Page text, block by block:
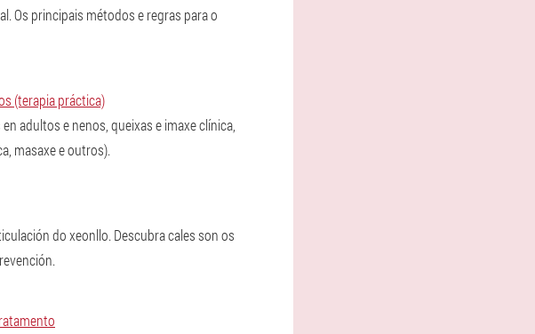
Os principais métodos e regras para o
(terapia práctica)
adultos e nenos, queixas e imaxe clínica,
masaxe e outros).
do xeonllo. Descubra cales son os